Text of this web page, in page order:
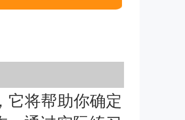
它将帮助你确定